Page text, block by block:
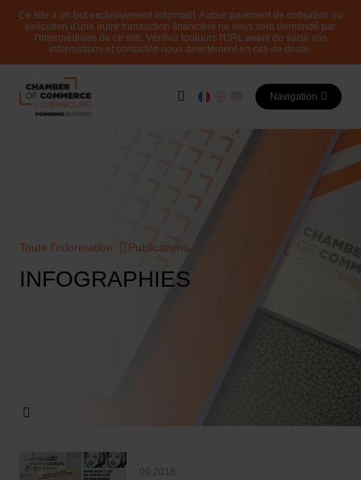
Ce site a un but exclusivement informatif. Aucun paiement de cotisation ou
exécution d'une autre transaction financière ne vous sera demandé par
l'intermédiaire de ce site. Vérifiez toujours l'URL avant de saisir vos
informations et contactez-nous directement en cas de doute.
Navigation
Toute l'information Publications
INFOGRAPHIES
09.2018